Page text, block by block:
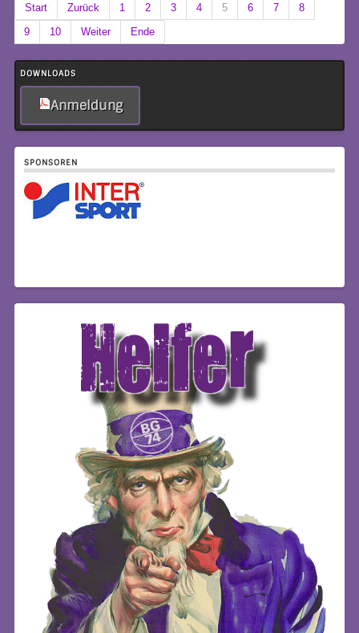
DOWNLOADS
Anmeldung
SPONSOREN
Start
Zurück 1 2 3 4 5 6 7
8
9
10 Weiter Ende